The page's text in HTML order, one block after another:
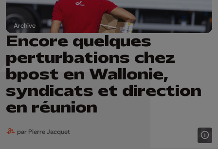
Encore quelques
perturbations chez
bpost en Wallonie,
syndicats et direction
en réunion
par Pierre Jacquet
Archive